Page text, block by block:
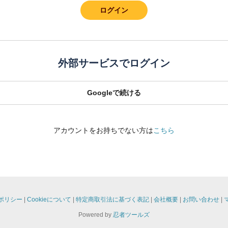
ログイン
外部サービスでログイン
Googleで続ける
アカウントをお持ちでない方はこちら
リシー Cookieについて 特定商取引法に基づく表記 会社概要 お問い合わせ
Powered by 忍者ツールズ